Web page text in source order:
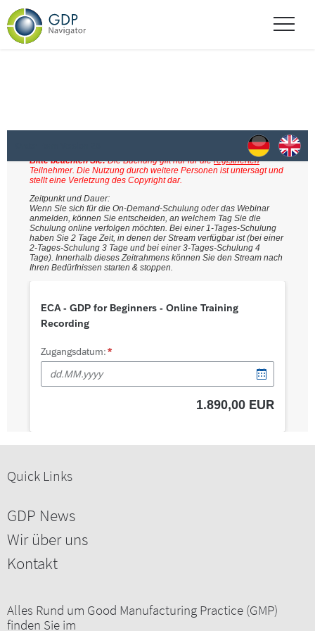
Quick Links
GDP News
Wir über uns
Kontakt
Alles Rund um Good Manufacturing Practice (GMP)
finden Sie im